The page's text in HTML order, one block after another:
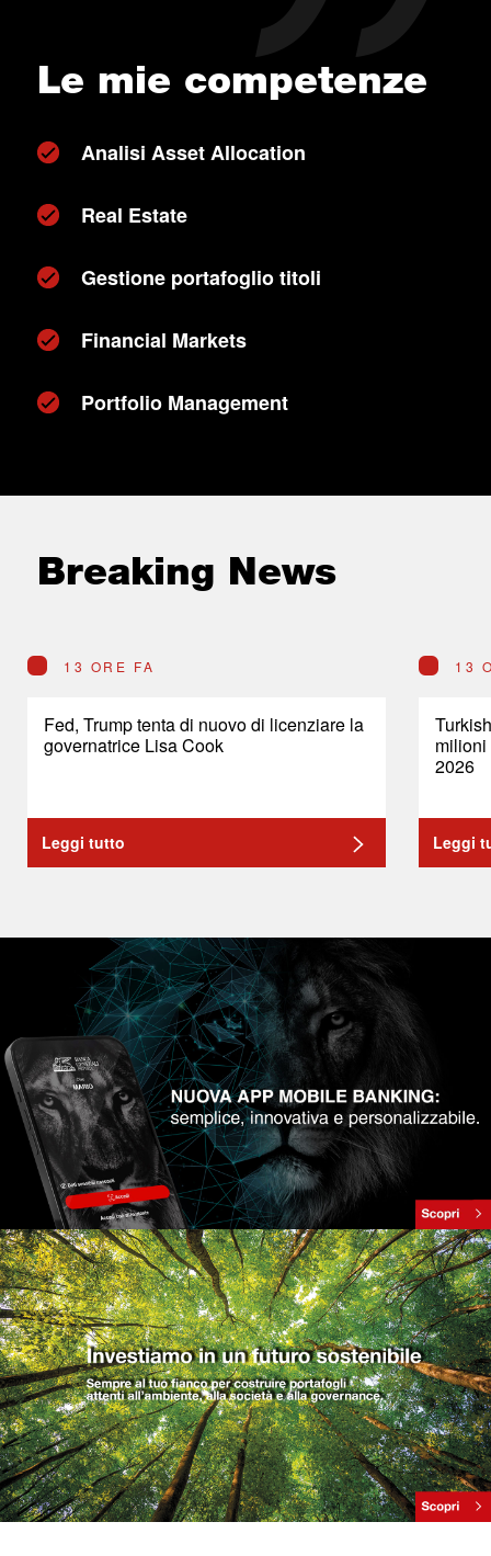
Le mie competenze
Analisi Asset Allocation
Real Estate
Gestione portafoglio titoli
Financial Markets
Portfolio Management
Breaking News
13 ORE FA
Fed, Trump tenta di nuovo di licenziare la
governatrice Lisa Cook
Leggi tutto
13
2026
Leggi